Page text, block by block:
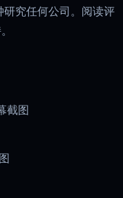
研究任何公司。阅读评
截图